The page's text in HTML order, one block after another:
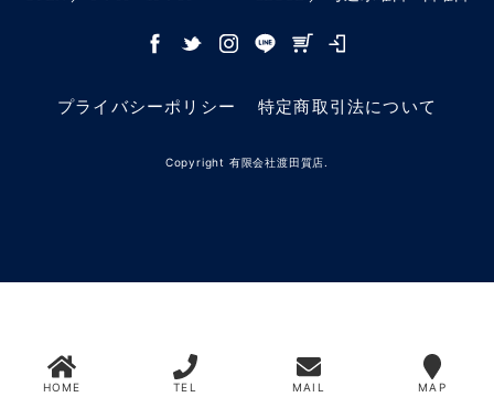
プライバシーポリシー 特定商取引法について
Copyright 有限会社渡田質店.
HOME TEL MAIL MAP